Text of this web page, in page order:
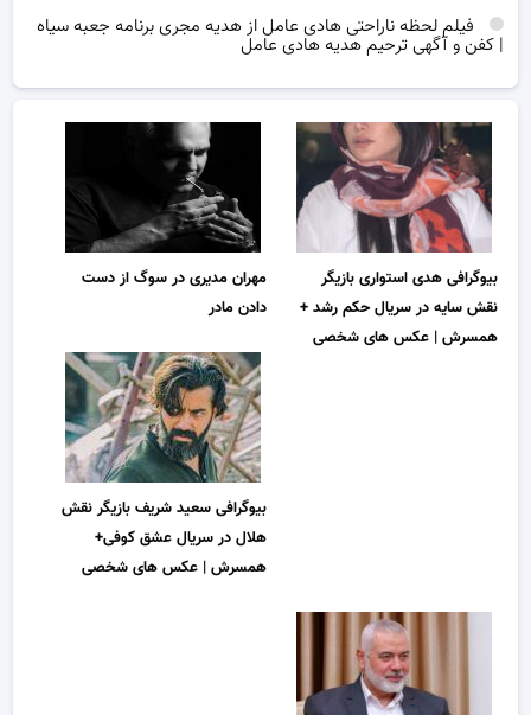
فیلم لحظه ناراحتی هادی عامل از هدیه مجری برنامه جعبه سیاه
| کفن و آگهی ترحیم هدیه هادی عامل
بیوگرافی هدی استواری بازیگر
نقش سایه در سریال حکم رشد +
همسرش | عکس های شخصی
مهران مدیری در سوگ از دست
دادن مادر
بیوگرافی سعید شریف بازیگر نقش
هلال در سریال عشق کوفی+
همسرش | عکس های شخصی